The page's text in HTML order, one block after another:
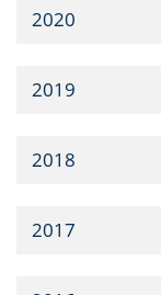
2020
2019
2018
2017